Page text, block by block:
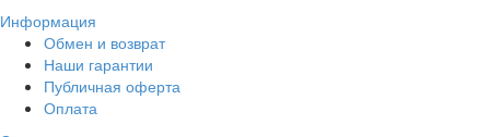
Информация
Обмен и возврат
Наши гарантии
Публичная оферта
Оплата